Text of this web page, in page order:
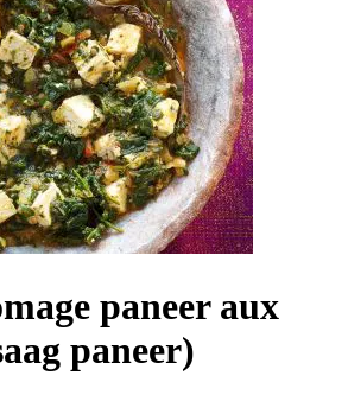
paneer aux
paneer)